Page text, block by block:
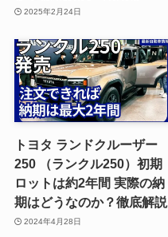
2025年2月24日
トヨタ ランドクルーザー
250 （ランクル250）初期
ロットは約2年間 実際の納
期はどうなのか？徹底解説
2024年4月28日